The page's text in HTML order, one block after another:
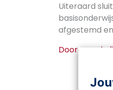
Uiteraard
afgestemd
Doorgaande